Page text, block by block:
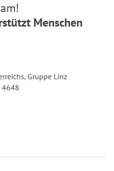
Menschen
Gruppe Linz
4648